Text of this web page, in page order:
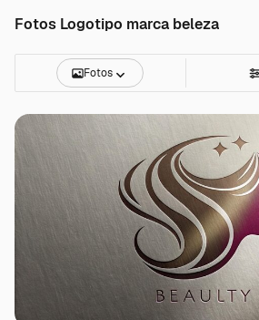
Fotos Logotipo marca beleza
Fotos